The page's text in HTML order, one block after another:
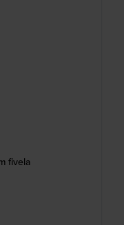
fivela